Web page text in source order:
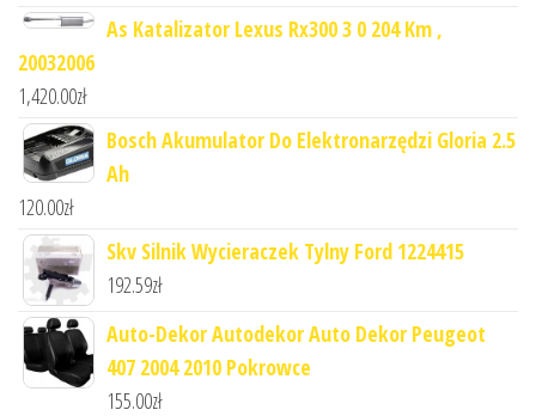
As Katalizator Lexus Rx300 3 0 204 Km ,
20032006
1,420.00zł
Bosch Akumulator Do Elektronarzędzi Gloria 2.5
Ah
120.00zł
Skv Silnik Wycieraczek Tylny Ford 1224415
192.59zł
Auto-Dekor Autodekor Auto Dekor Peugeot
407 2004 2010 Pokrowce
155.00zł